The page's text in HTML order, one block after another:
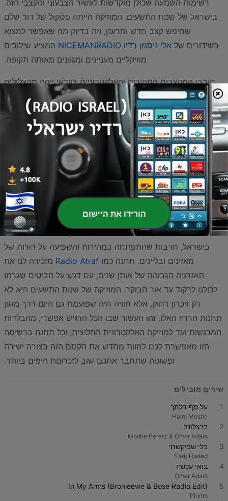
רשימות השמעה שכולן מוקדשות לעשור הצבעוני והקצבי הזה.
בישראל של שנות התשעים, המוזיקה הייתה פסקול של דור שלם
שחיפש קצב חדש ומרענן, וזה בדיוק מה שאפשר למצוא
בשידורים של אלי ניסמן רדיו NICEMANRADIO
המציע שילובים
מוזיקליים מעניינים ומגוונים מאותה תקופה.
חובבי המקצבים המהירים והאלקטרוניים בוודאי ייהנו מהצלילים
שלEurodance Channel
, שמביא אל האוזן את כל להיטי
הרחבות ששלטו במועדונים הגדולים בארץ ובעולם. לצד הלהיטים
הבינלאומיים, הרדיו בישראל תמיד ידע לשלב מוזיקה ים-תיכונית
ופופ מקומי שהתפתחו מאוד בעשור ההוא, וניתן להאזין להם דרך
תחנות כמורדיו בריזר או 69FM
, המציעות שילוב של סגנונות
שהפכו ברבות השנים לנכסי צאן ברזל במוזיקה הישראלית. אם
אתם מחפשים קול מקומי ואותנטי יותר, תחנת
radiokolamerkazמציעה תוכן עשיר שמשלב בין הלהיטים
המוכרים לבין אווירה קהילתית מחבקת.
העשור הזה היה גם תור הזהב של מוזיקת הטראנס והדאנס
בישראל, תרבות שהתפתחה במהירות והשפיעה על דורות של
מאזינים ובליינים. תחנה כמו Radio Atraf מזכירה לנו את
האנרגיה הגבוהה של אותן שנים, עם דגש על הביטים שגרמו
לכולנו לרקוד עד אור הבוקר. המוזיקה של שנות התשעים היא לא
רק זיכרון רחוק, אלא חוויה חיה שפועמת גם היום דרך מגוון
תחנות הרדיו האלו. זהו העשור שבו הכל הרגיש אפשרי, מהבלדות
המרגשות ועד למוזיקה האלקטרונית החלוצית, וכל תחנה ברשימה
הזו מאפשרת לכם לחוות מחדש את הקסם הזה בצורה ישירה
ופשוטה שתחבר אתכם שוב לזכרונות היפים ביותר.
שירים מובילים
1 על סף דלתך
Haim Moshe
2 ברצלונה
Moshe Peretz & Omer Adam
3 בלי שביקשתי
Sarit Hadad
4 בואי עכשיו
Omer Adam
5
In My Arms (Bronleewe & Bose Radio Edit)
Plumb
הורידו את היישום